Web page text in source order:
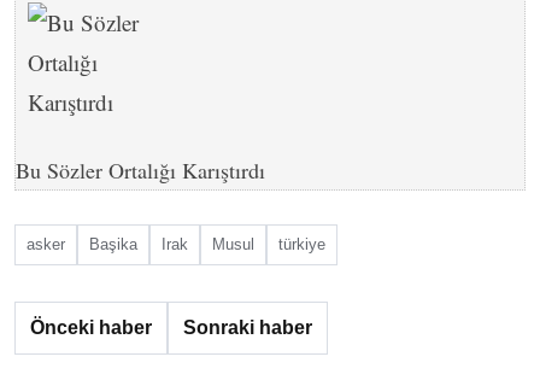
Bu Sözler Ortalığı Karıştırdı
asker Başika Irak Musul türkiye
Önceki haber Sonraki haber